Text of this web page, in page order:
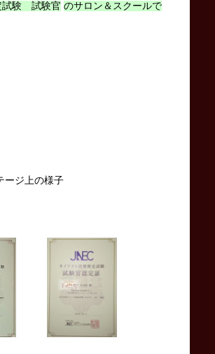
試験 試験官 のサロン＆スクールで
ージ上の様子